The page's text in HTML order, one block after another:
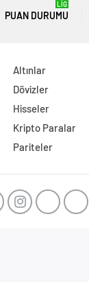
PUAN DURUMU
LİG
Altınlar
Dövizler
Hisseler
Kripto Paralar
Pariteler